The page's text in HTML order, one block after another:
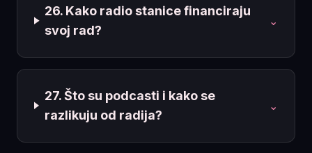
26. Kako radio stanice financiraju
svoj rad?
⌄
27. Što su podcasti i kako se
razlikuju od radija?
⌄